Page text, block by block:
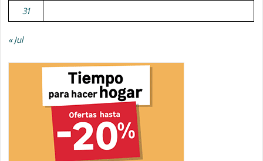
31
« Jul